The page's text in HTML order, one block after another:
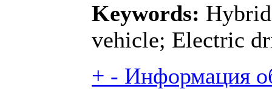
Keywords:
vehicle; Electric
+ - Информация